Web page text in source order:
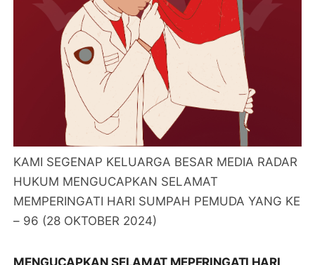
KAMI SEGENAP KELUARGA BESAR MEDIA RADAR
HUKUM MENGUCAPKAN SELAMAT
MEMPERINGATI HARI SUMPAH PEMUDA YANG KE
– 96 (28 OKTOBER 2024)
MENGUCAPKAN SELAMAT MEPERINGATI HARI